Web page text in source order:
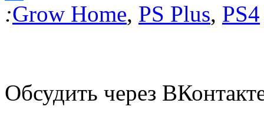
Отправить
:Grow Home, PS Plus, PS4
Обсудить через